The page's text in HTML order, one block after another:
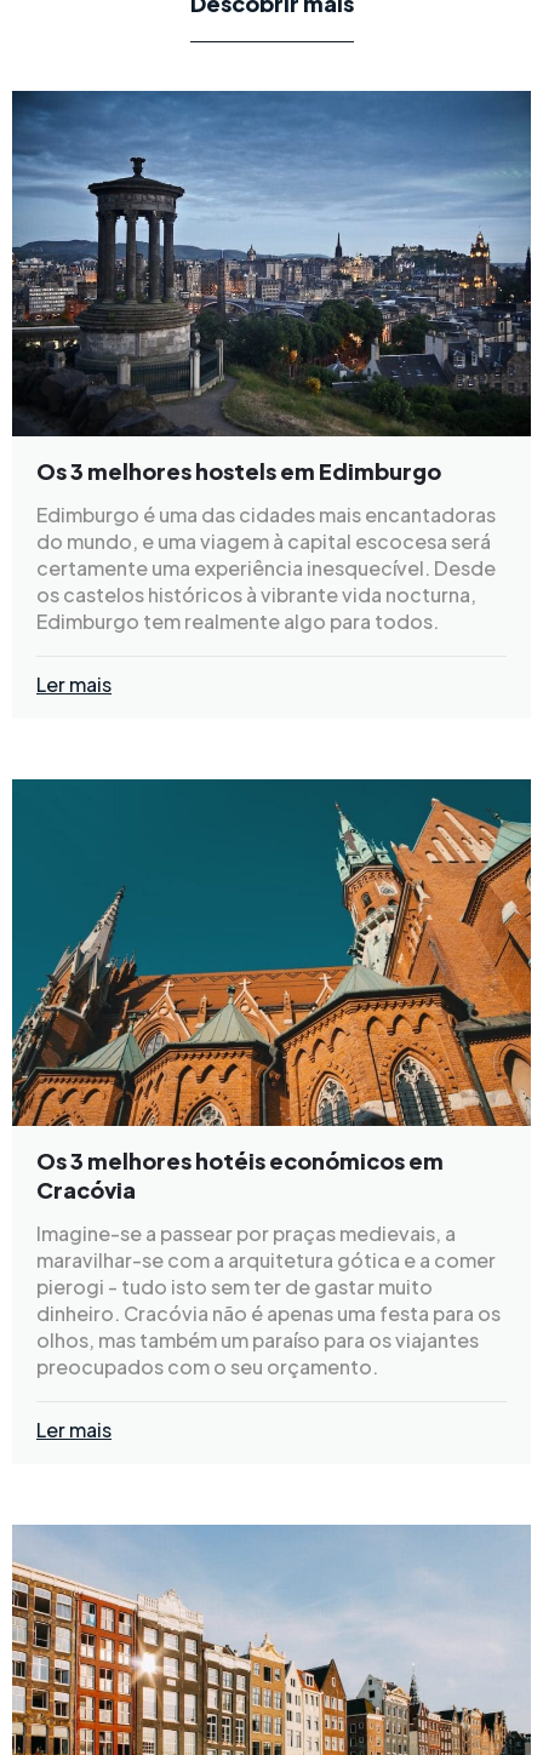
Os 3 melhores hostels em Edimburgo
Edimburgo é uma das cidades mais encantadoras
do mundo, e uma viagem à capital escocesa será
certamente uma experiência inesquecível. Desde
os castelos históricos à vibrante vida nocturna,
Edimburgo tem realmente algo para todos.
Ler mais
Os 3 melhores hotéis económicos em
Cracóvia
Imagine-se a passear por praças medievais, a
maravilhar-se com a arquitetura gótica e a comer
pierogi - tudo isto sem ter de gastar muito
dinheiro. Cracóvia não é apenas uma festa para os
olhos, mas também um paraíso para os viajantes
preocupados com o seu orçamento.
Ler mais